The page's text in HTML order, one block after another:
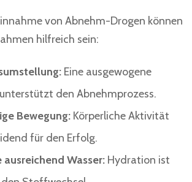
von Abnehm-Drogen können
hilfreich sein:
Eine ausgewogene
den Abnehmprozess.
Bewegung: Körperliche Aktivität
für den Erfolg.
ausreichend Wasser: Hydration ist